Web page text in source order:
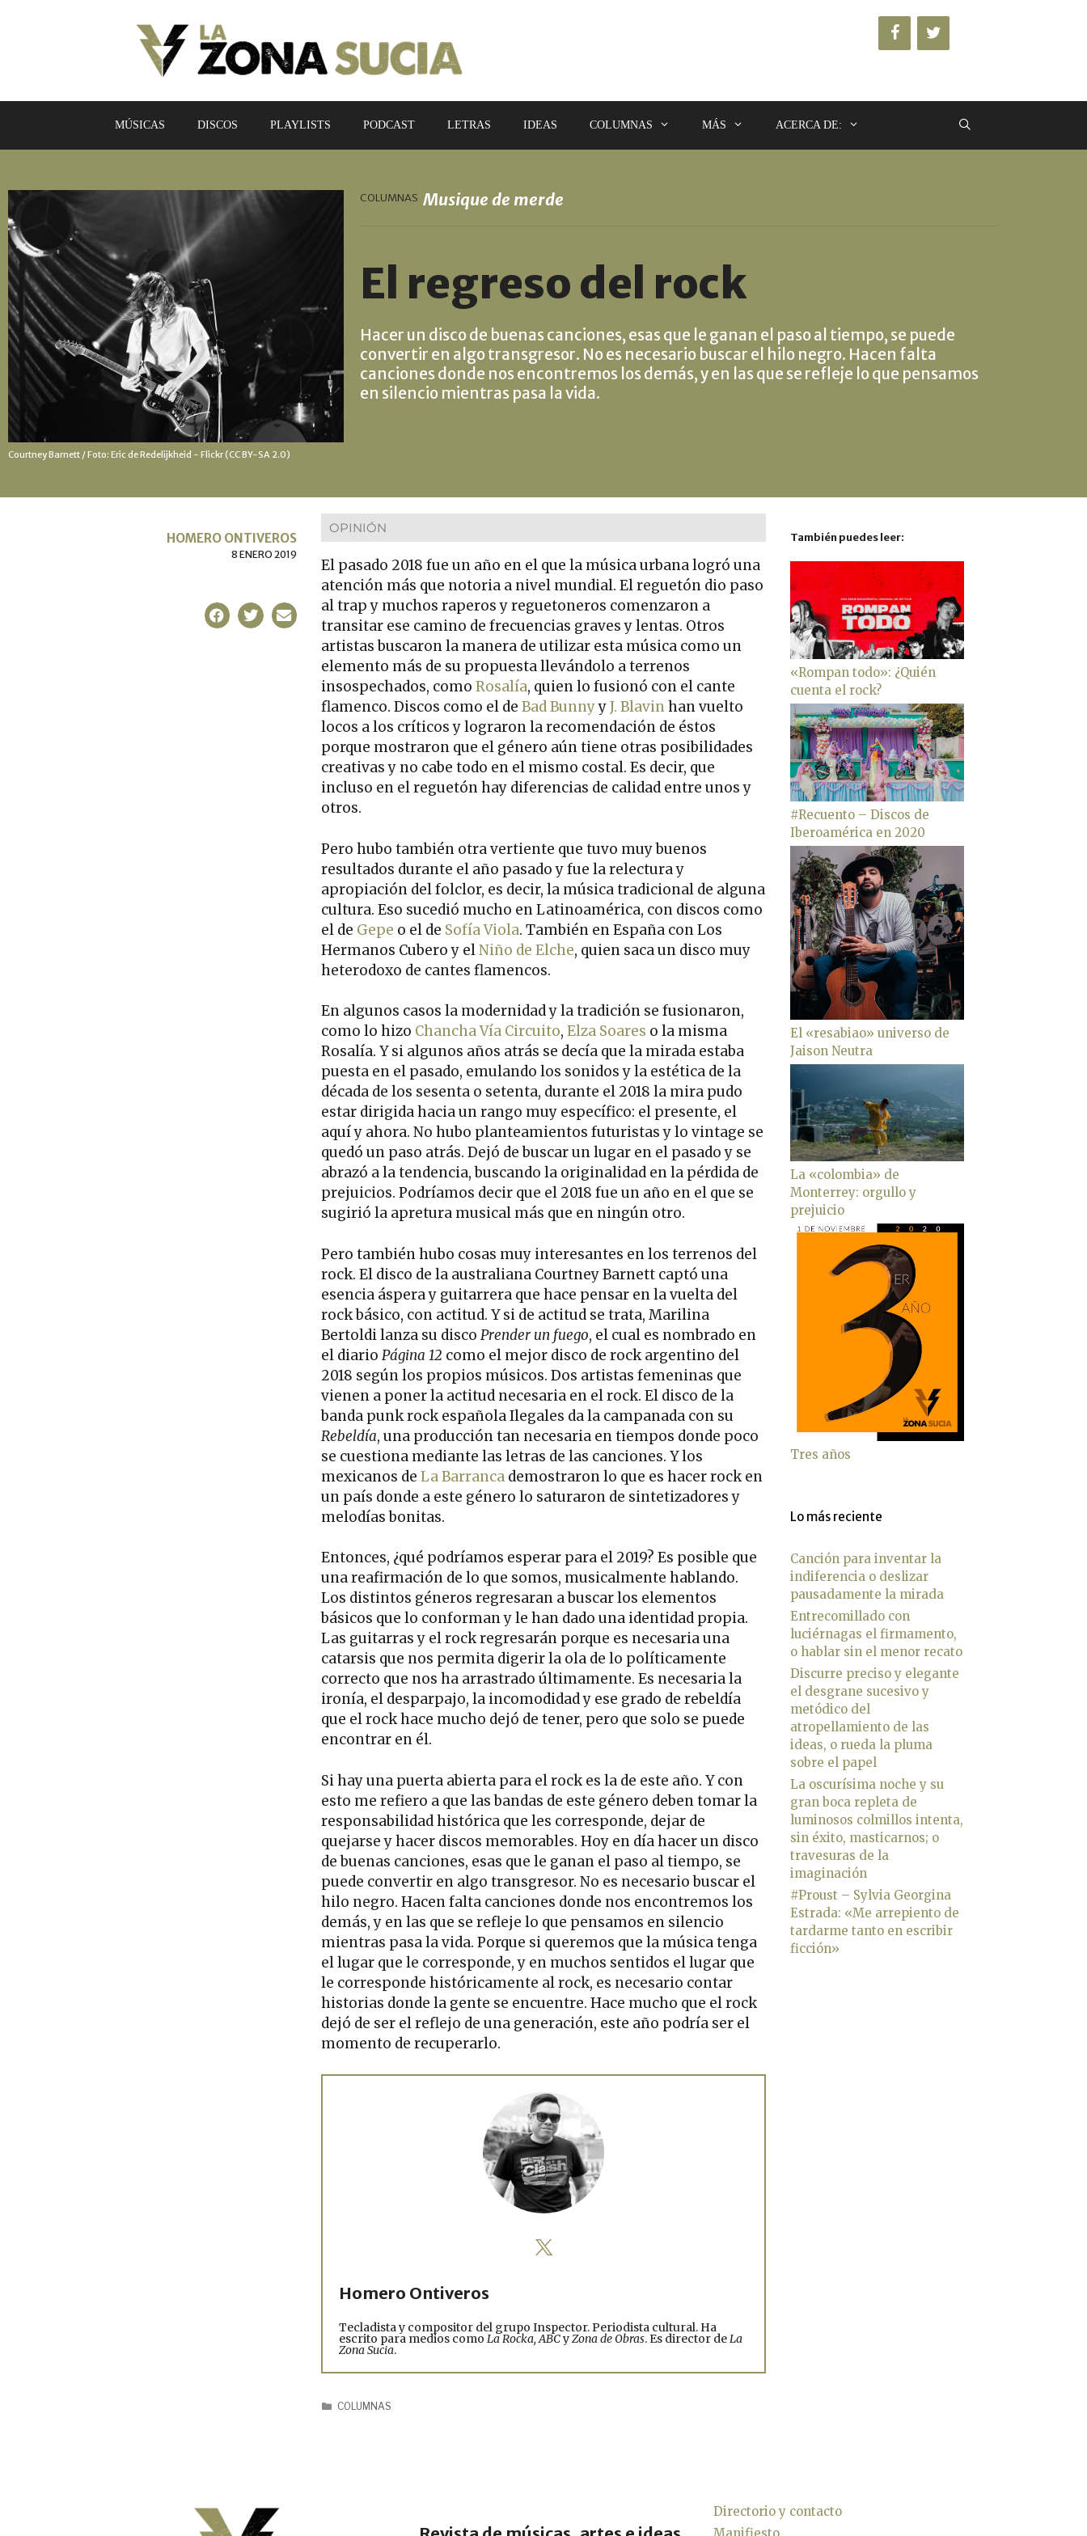
MÚSICAS DISCOS PLAYLISTS PODCAST LETRAS IDEAS COLUMNAS MÁS ACERCA DE:
Courtney Barnett / Foto: Eric de Redelijkheid - Flickr (CC BY-SA 2.0)
COLUMNAS Musique de merde
El regreso del rock
Hacer un disco de buenas canciones, esas que le ganan el paso al tiempo, se puede
convertir en algo transgresor. No es necesario buscar el hilo negro. Hacen falta
canciones donde nos encontremos los demás, y en las que se refleje lo que pensamos
en silencio mientras pasa la vida.
OPINIÓN
El pasado 2018 fue un año en el que la música urbana logró una
atención más que notoria a nivel mundial. El reguetón dio paso
al trap y muchos raperos y reguetoneros comenzaron a
transitar ese camino de frecuencias graves y lentas. Otros
artistas buscaron la manera de utilizar esta música como un
elemento más de su propuesta llevándolo a terrenos
insospechados, como Rosalía, quien lo fusionó con el cante
flamenco. Discos como el de Bad BunnyyJ. Blavinhan vuelto
locos a los críticos y lograron la recomendación de éstos
porque mostraron que el género aún tiene otras posibilidades
creativas y no cabe todo en el mismo costal. Es decir, que
incluso en el reguetón hay diferencias de calidad entre unos y
otros.
Pero hubo también otra vertiente que tuvo muy buenos
resultados durante el año pasado y fue la relectura y
apropiación del folclor, es decir, la música tradicional de alguna
cultura. Eso sucedió mucho en Latinoamérica, con discos como
el de Gepe o el de Sofía Viola. También en España con Los
Hermanos Cubero y elNiño de Elche, quien saca un disco muy
heterodoxo de cantes flamencos.
En algunos casos la modernidad y la tradición se fusionaron,
como lo hizo Chancha Vía Circuito, Elza Soares o la misma
Rosalía. Y si algunos años atrás se decía que la mirada estaba
puesta en el pasado, emulando los sonidos y la estética de la
década de los sesenta o setenta, durante el 2018 la mira pudo
estar dirigida hacia un rango muy específico: el presente, el
aquí y ahora. No hubo planteamientos futuristas y lo vintage se
quedó un paso atrás. Dejó de buscar un lugar en el pasado y se
abrazó a la tendencia, buscando la originalidad en la pérdida de
prejuicios. Podríamos decir que el 2018 fue un año en el que se
sugirió la apretura musical más que en ningún otro.
Pero también hubo cosas muy interesantes en los terrenos del
rock. El disco de la australiana Courtney Barnett captó una
esencia áspera y guitarrera que hace pensar en la vuelta del
rock básico, con actitud. Y si de actitud se trata, Marilina
Bertoldi lanza su disco Prender un fuego, el cual es nombrado en
el diario Página 12 como el mejor disco de rock argentino del
2018 según los propios músicos. Dos artistas femeninas que
vienen a poner la actitud necesaria en el rock. El disco de la
banda punk rock española Ilegales da la campanada con su
Rebeldía, una producción tan necesaria en tiempos donde poco
se cuestiona mediante las letras de las canciones. Y los
mexicanos de La Barranca demostraron lo que es hacer rock en
un país donde a este género lo saturaron de sintetizadores y
melodías bonitas.
Entonces, ¿qué podríamos esperar para el 2019? Es posible que
una reafirmación de lo que somos, musicalmente hablando.
Los distintos géneros regresaran a buscar los elementos
básicos que lo conforman y le han dado una identidad propia.
Las guitarras y el rock regresarán porque es necesaria una
catarsis que nos permita digerir la ola de lo políticamente
correcto que nos ha arrastrado últimamente. Es necesaria la
ironía, el desparpajo, la incomodidad y ese grado de rebeldía
que el rock hace mucho dejó de tener, pero que solo se puede
encontrar en él.
Si hay una puerta abierta para el rock es la de este año. Y con
esto me refiero a que las bandas de este género deben tomar la
responsabilidad histórica que les corresponde, dejar de
quejarse y hacer discos memorables. Hoy en día hacer un disco
de buenas canciones, esas que le ganan el paso al tiempo, se
puede convertir en algo transgresor. No es necesario buscar el
hilo negro. Hacen falta canciones donde nos encontremos los
demás, y en las que se refleje lo que pensamos en silencio
mientras pasa la vida. Porque si queremos que la música tenga
el lugar que le corresponde, y en muchos sentidos el lugar que
le corresponde históricamente al rock, es necesario contar
historias donde la gente se encuentre. Hace mucho que el rock
dejó de ser el reflejo de una generación, este año podría ser el
momento de recuperarlo.
Homero Ontiveros
Tecladista y compositor del grupo Inspector. Periodista cultural. Ha
escrito para medios como La Rocka, ABCyZona de Obras. Es director deLa
Zona Sucia.
COLUMNAS
HOMERO ONTIVEROS
8 ENERO 2019
También puedes leer:
«Rompan todo»: ¿Quién
cuenta el rock?
#Recuento – Discos de
Iberoamérica en 2020
El «resabiao» universo de
Jaison Neutra
La «colombia» de
Monterrey: orgullo y
prejuicio
Tres años
Lo más reciente
Canción para inventar la
indiferencia o deslizar
pausadamente la mirada
Entrecomillado con
luciérnagas el firmamento,
o hablar sin el menor recato
Discurre preciso y elegante
el desgrane sucesivo y
metódico del
atropellamiento de las
ideas, o rueda la pluma
sobre el papel
La oscurísima noche y su
gran boca repleta de
luminosos colmillos intenta,
sin éxito, masticarnos; o
travesuras de la
imaginación
#Proust – Sylvia Georgina
Estrada: «Me arrepiento de
tardarme tanto en escribir
ficción»
Directorio y contacto